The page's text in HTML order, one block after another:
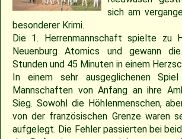
sich am
besonderer Krimi.
Die 1. Herrenmannschaft spielte zu
Neuenburg Atomics und gewann
Stunden und 45 Minuten in einem
In einem sehr ausgeglichenen
Mannschaften von Anfang an ihre
Sieg. Sowohl die Höhlenmenschen,
von der französischen Grenze waren
aufgelegt. Die Fehler passierten bei
2018
2017
2016
2015
2014
30.04.2022 – Softballspieltag
21.05.2017 – Spiel gegen
Sponsoring
Saison 2019
Saison 2018
Saison 2017
Saison 2016
Saison 2015
Jugend Landesliga I 2025
Slowpitch Softball RNL 2025
Spielberichte 2025
Cavemen-News 2025
Jugend Landesliga III 2024
Slowpitch Softball RNL 2024
Spielberichte 2024
Cavemen-News 2024
Jugend Landesliga III 2023
Spielberichte 2023
Cavemen-News 2023
Spielberichte 2022
Cavemen-News 2022
Cavemen-News 2013
Spielberichte 2012
Cavemen-News 2012